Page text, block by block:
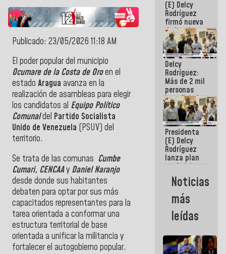
Publicado: 23/05/2026 11:18 AM
El poder popular del municipio
Ocumare de la Costa de Oroen el
estado Aragua avanza en la
realización de asambleas para elegir
los candidatos al Equipo Político
Comunaldel Partido Socialista
Unido de Venezuela (PSUV) del
territorio.
Se trata de las comunas Cumbe
Cumari, CENCAAy Daniel Naranjo
desde donde sus habitantes
debaten para optar por sus más
capacitados representantes para la
tarea orientada a conformar una
estructura territorial de base
orientada a unificar la militancia y
fortalecer el autogobierno popular.
(E) Delcy
Rodríguez
firmó nueva
de Ley de
Arrendamiento
aprobada
por la AN
Delcy
Rodríguez:
Más de 2 mil
personas
beneficiadas
con planes
para
atención de
emergencia
sísmica en
la última
semana
Presidenta
(E) Delcy
Rodríguez
lanza plan
crediticio
con subsidio
a Juntas de
Condominio
Noticias
más
leídas